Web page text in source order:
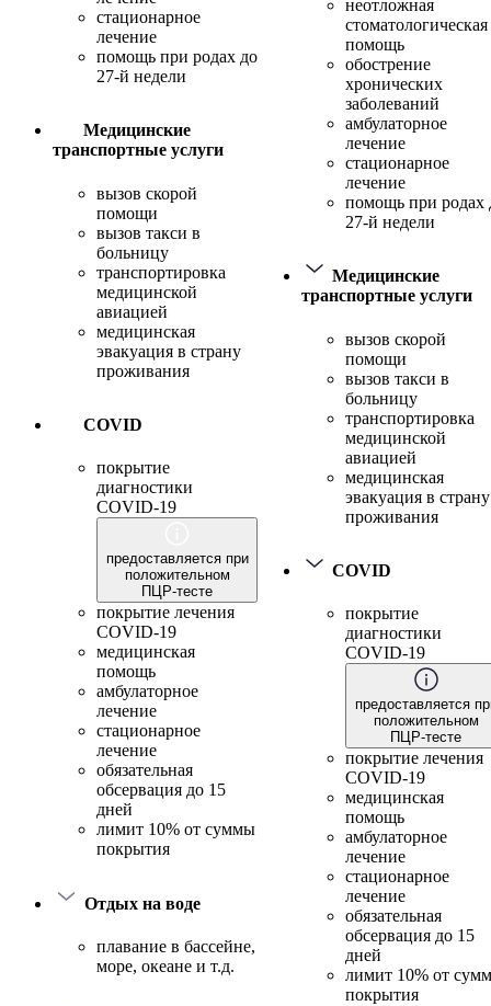
стационарное
лечение
помощь при родах до
27-й недели
Медицинские
транспортные услуги
вызов скорой
помощи
вызов такси в
больницу
транспортировка
медицинской
авиацией
медицинская
эвакуация в страну
проживания
COVID
покрытие
диагностики
COVID-19
предоставляется при
положительном
ПЦР-тесте
покрытие лечения
COVID-19
медицинская
помощь
амбулаторное
лечение
стационарное
лечение
обязательная
обсервация до 15
дней
лимит 10% от суммы
покрытия
Отдых на воде
плавание в бассейне,
море, океане и т.д.
неотложная
стоматологическая
помощь
обострение
хронических
заболеваний
амбулаторное
лечение
стационарное
лечение
помощь при родах
27-й недели
Медицинские
транспортные услуги
вызов скорой
помощи
вызов такси в
больницу
транспортировка
медицинской
авиацией
медицинская
эвакуация в страну
проживания
COVID
покрытие
диагностики
COVID-19
предоставляется
положительном
ПЦР-тесте
покрытие лечения
COVID-19
медицинская
помощь
амбулаторное
лечение
стационарное
лечение
обязательная
обсервация до 15
дней
лимит 10% от
покрытия